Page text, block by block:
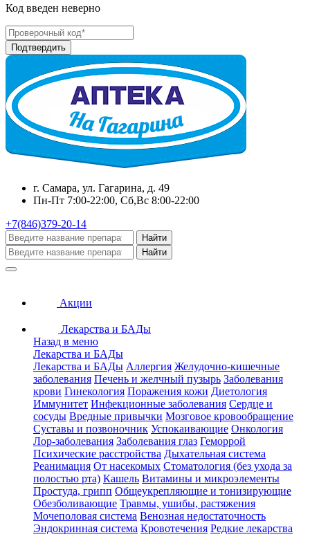
Код введен неверно
г. Самара, ул. Гагарина, д. 49
Пн-Пт 7:00-22:00, Сб,Вс 8:00-22:00
+7(846)379-20-14
Найти
Найти
Акции
Лекарства и БАДы
Назад в меню
Лекарства и БАДы
Лекарства и БАДы Аллергия Желудочно-кишечные
заболевания Печень и желчный пузырь Заболевания
крови Гинекология Поражения кожи Диетология
Иммунитет Инфекционные заболевания Сердце и
сосуды Вредные привычки Мозговое кровообращение
Суставы и позвоночник Успокаивающие Онкология
Лор-заболевания Заболевания глаз Геморрой
Психические расстройства Дыхательная система
Реанимация От насекомых Стоматология (без ухода за
полостью рта) Кашель Витамины и микроэлементы
Простуда, грипп Общеукрепляющие и тонизирующие
Обезболивающие Травмы, ушибы, растяжения
Мочеполовая система Венозная недостаточность
Эндокринная система Кровотечения Редкие лекарства